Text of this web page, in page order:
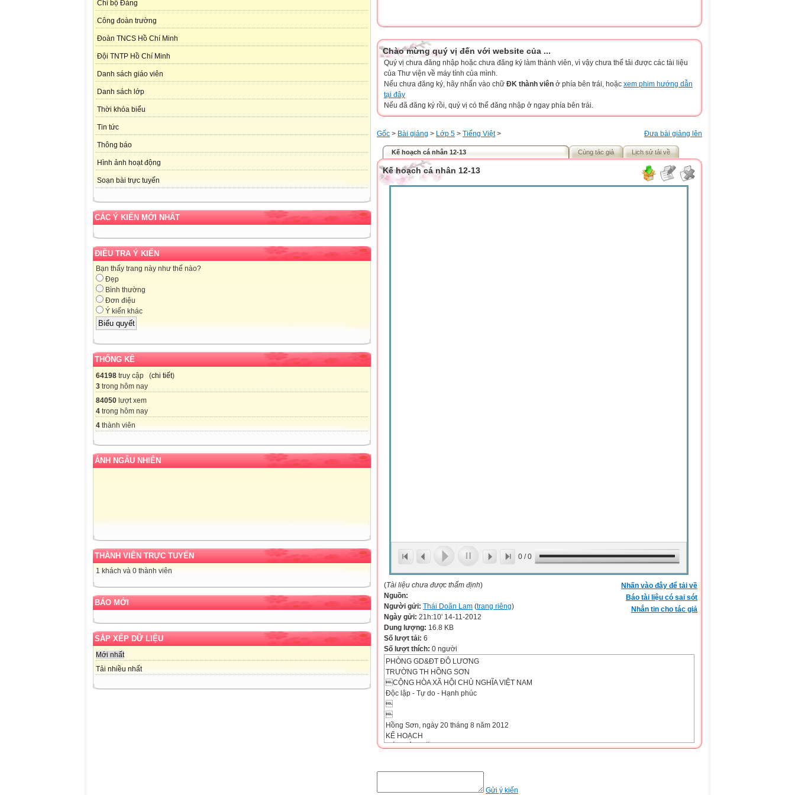
Chi bộ Đảng
Công đoàn trường
Đoàn TNCS Hồ Chí Minh
Đội TNTP Hồ Chí Minh
Danh sách giáo viên
Danh sách lớp
Thời khóa biểu
Tin tức
Thông báo
Hình ảnh hoạt động
Soạn bài trực tuyến
CÁC Ý KIẾN MỚI NHẤT
ĐIỀU TRA Ý KIẾN
Bạn thấy trang này như thế nào?
Đẹp
Bình thường
Đơn điệu
Ý kiến khác
THỐNG KÊ
64198 truy cập (chi tiết)
3 trong hôm nay
84050 lượt xem
4 trong hôm nay
4 thành viên
ẢNH NGẪU NHIÊN
THÀNH VIÊN TRỰC TUYẾN
1 khách và 0 thành viên
BÁO MỚI
SẮP XẾP DỮ LIỆU
Mới nhất
Tải nhiều nhất
Chào mừng quý vị đến với website của ...
Quý vị chưa đăng nhập hoặc chưa đăng ký làm thành viên, vì vậy chưa thể tải được các tài liệu
của Thư viện về máy tính của mình.
Nếu chưa đăng ký, hãy nhấn vào chữ ĐK thành viên ở phía bên trái, hoặc xem phim hướng dẫn
tại đây
Nếu đã đăng ký rồi, quý vị có thể đăng nhập ở ngay phía bên trái.
Đưa bài giảng lên
Gốc > Bài giảng > Lớp 5 > Tiếng Việt>
Kế hoạch cá nhân 12-13 Cùng tác giả Lịch sử tải về
Kế hoạch cá nhân 12-13
0 /0
Nhấn vào đây để tải về
Báo tài liệu có sai sót
Nhắn tin cho tác giả
(Tài liệu chưa được thẩm định)
Nguồn:
Người gửi: Thái Doãn Lam (trang riêng)
Ngày gửi: 21h:10' 14-11-2012
Dung lượng: 16.8 KB
Số lượt tải: 6
Số lượt thích: 0 người
PHÒNG GD&ĐT ĐÔ LƯƠNG
TRƯỜNG TH HỒNG SƠN
CỘNG HÒA XÃ HỘI CHỦ NGHĨA VIỆT NAM
Độc lập - Tự do - Hạnh phúc


Hồng Sơn, ngày 20 tháng 8 năm 2012
KẾ HOẠCH
CÁ NHÂN NĂM HỌC 2012 - 2013
Căn cứ vào nhiệm vụ chỉ đạo hoạt động chuyên môn nhà trường năm 2012-2013;
Gửi ý kiến